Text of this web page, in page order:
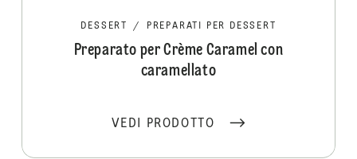
DESSERT / PREPARATI PER DESSERT
Preparato per Crème Caramel con
caramellato
VEDI PRODOTTO